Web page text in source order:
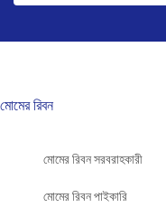
মোমের রিবন
মোমের রিবন সরবরাহকারী
মোমের রিবন পাইকারি